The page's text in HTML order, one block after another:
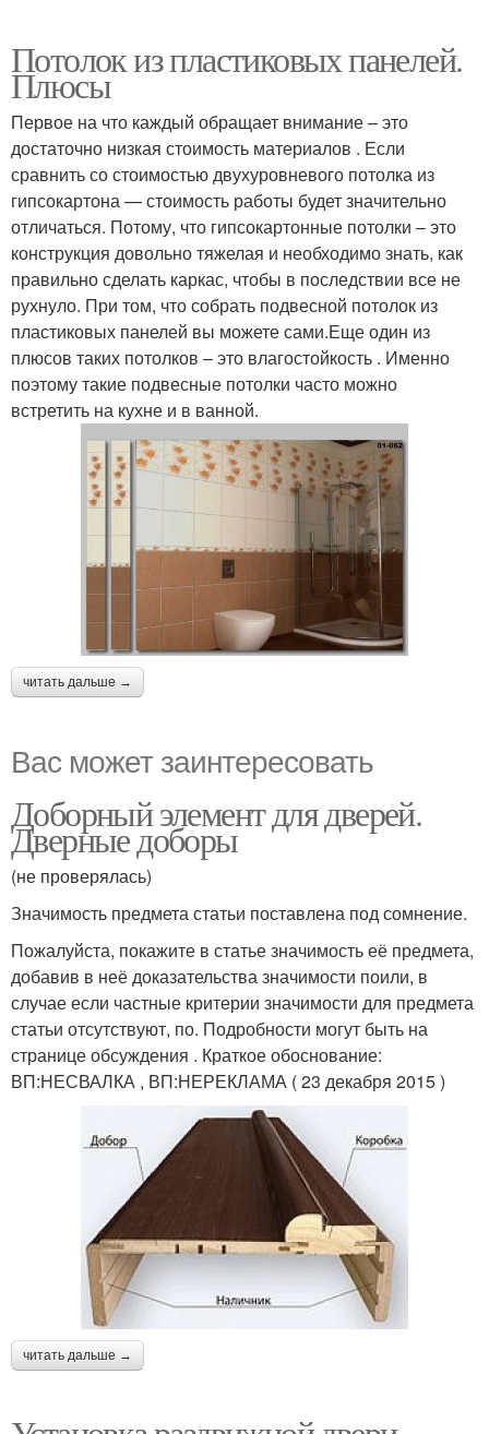
Потолок из пластиковых панелей.
Плюсы
Первое на что каждый обращает внимание – это
достаточно низкая стоимость материалов . Если
сравнить со стоимостью двухуровневого потолка из
гипсокартона — стоимость работы будет значительно
отличаться. Потому, что гипсокартонные потолки – это
конструкция довольно тяжелая и необходимо знать, как
правильно сделать каркас, чтобы в последствии все не
рухнуло. При том, что собрать подвесной потолок из
пластиковых панелей вы можете сами.Еще один из
плюсов таких потолков – это влагостойкость . Именно
поэтому такие подвесные потолки часто можно
встретить на кухне и в ванной.
читать дальше →
Вас может заинтересовать
Доборный элемент для дверей.
Дверные доборы
(не проверялась)
Значимость предмета статьи поставлена под сомнение.
Пожалуйста, покажите в статье значимость её предмета,
добавив в неё доказательства значимости поили, в
случае если частные критерии значимости для предмета
статьи отсутствуют, по. Подробности могут быть на
странице обсуждения . Краткое обоснование:
ВП:НЕСВАЛКА , ВП:НЕРЕКЛАМА ( 23 декабря 2015 )
читать дальше →